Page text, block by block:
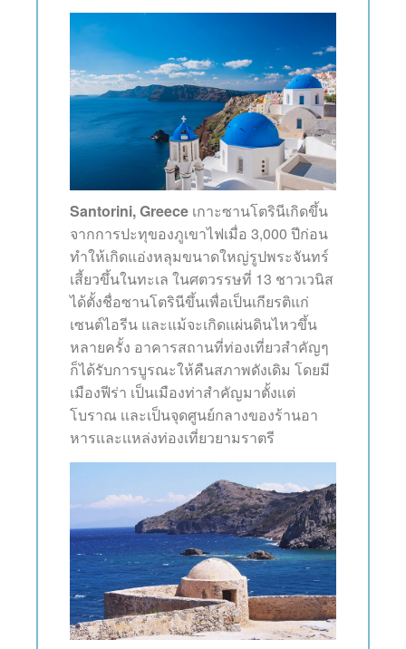
Santorini, Greece เกาะซานโตรินีเกิดขึ้น
จากการปะทุของภูเขาไฟเมื่อ 3,000 ปีก่อน
ทำให้เกิดแอ่งหลุมขนาดใหญ่รูปพระจันทร์
เสี้ยวขึ้นในทะเล ในศตวรรษที่ 13 ชาวเวนิส
ได้ตั้งชื่อซานโตรินีขึ้นเพื่อเป็นเกียรติแก่
เซนต์ไอรีน และแม้จะเกิดเเผ่นดินไหวขึ้น
หลายครั้ง อาคารสถานที่ท่องเที่ยวสำคัญๆ
ก็ได้รับการบูรณะให้คืนสภาพดังเดิม โดยมี
เมืองฟีร่า เป็นเมืองท่าสำคัญมาตั้งเเต่
โบราณ เเละเป็นจุดศูนย์กลางของร้านอา
หารเเละเเหล่งท่องเที่ยวยามราตรี